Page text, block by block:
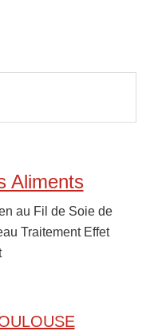
Aliments
au Fil de Soie de
Traitement Effet